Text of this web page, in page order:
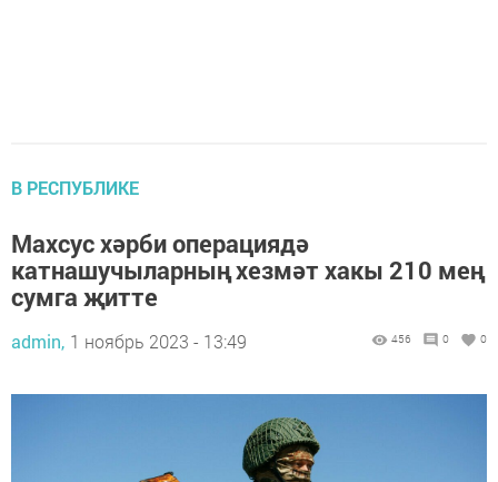
В РЕСПУБЛИКЕ
Махсус хәрби операциядә
катнашучыларның хезмәт хакы 210 мең
сумга җитте
admin, 1 ноябрь 2023 - 13:49 456 0 0